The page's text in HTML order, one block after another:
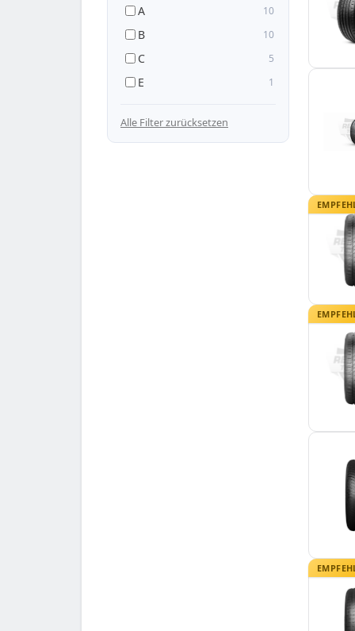
A 10
B 10
C 5
E 1
Alle Filter zurücksetzen